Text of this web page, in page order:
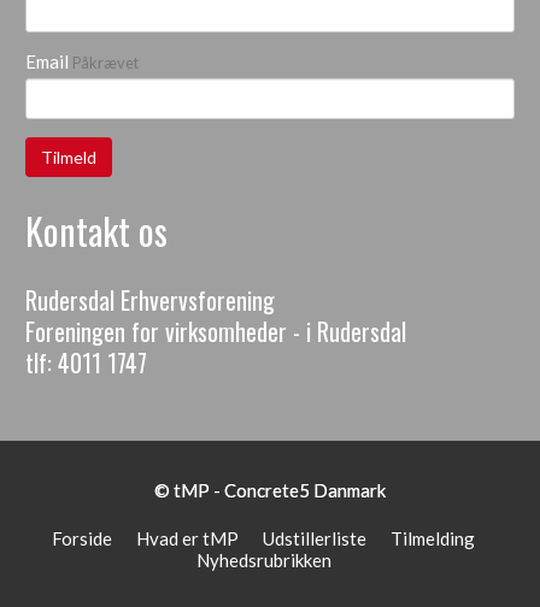
Email Påkrævet
Kontakt os
Rudersdal Erhvervsforening
Foreningen for virksomheder - i Rudersdal
tlf: 4011 1747
© tMP - Concrete5 Danmark
Forside Hvad er tMP Udstillerliste
Tilmelding
Nyhedsrubrikken